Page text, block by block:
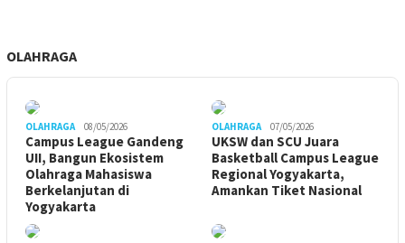
OLAHRAGA
OLAHRAGA 08/05/2026
Campus League Gandeng
UII, Bangun Ekosistem
Olahraga Mahasiswa
Berkelanjutan di
Yogyakarta
OLAHRAGA 07/05/2026
UKSW dan SCU Juara
Basketball Campus League
Regional Yogyakarta,
Amankan Tiket Nasional